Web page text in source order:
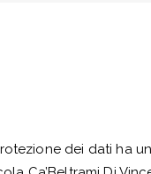
dei dati ha